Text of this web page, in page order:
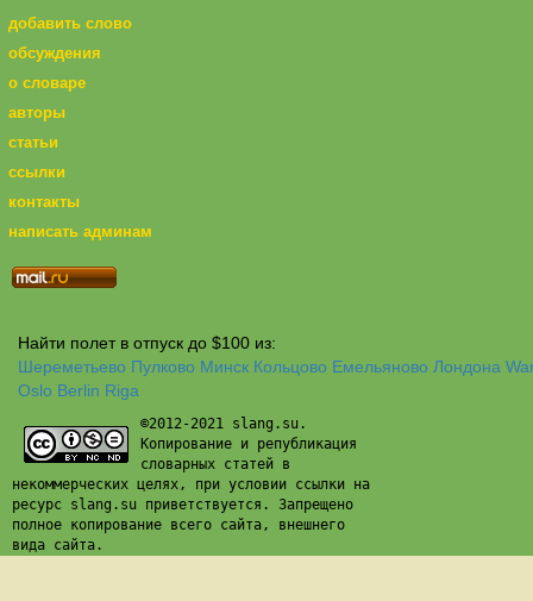
добавить слово
обсуждения
о словаре
авторы
статьи
ссылки
контакты
написать админам
Найти полет в отпуск до $100 из:
Шереметьево Пулково Минск Кольцово Емельяново Лондона
Oslo Berlin Riga
©2012-2021 slang.su.
Копирование и републикация
словарных статей в
некоммерческих целях, при условии ссылки на
ресурс slang.su приветствуется. Запрещено
полное копирование всего сайта, внешнего
вида сайта.